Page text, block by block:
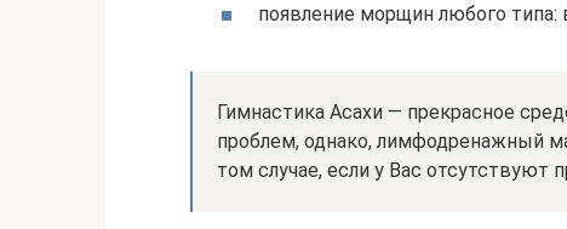
появление морщин любого типа:
Гимнастика Асахи — прекрасное
проблем, однако, лимфодренажный
том случае, если у Вас